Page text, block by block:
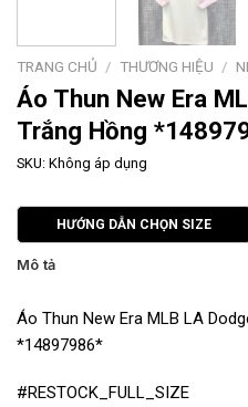
TRANG CHỦ / THƯƠNG HIỆU /
Áo Thun New Era
Trắng Hồng
SKU: Không áp dụng
HƯỚNG DẪN CHỌN SIZE
Mô tả
Áo Thun New Era MLB LA
*14897986*
#RESTOCK_FULL_SIZE